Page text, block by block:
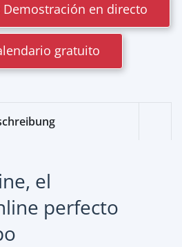
en directo
gratuito
el
perfecto